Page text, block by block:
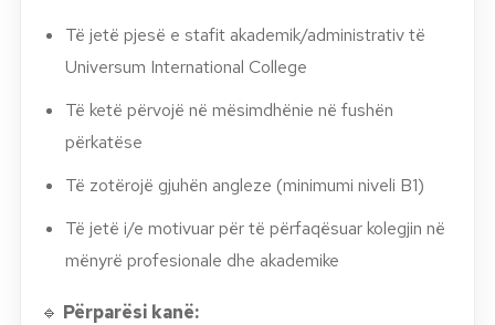
Të jetë pjesë e stafit akademik/administrativ të
Universum International College
Të ketë përvojë në mësimdhënie në fushën
përkatëse
Të zotërojë gjuhën angleze (minimumi niveli B1)
Të jetë i/e motivuar për të përfaqësuar kolegjin në
mënyrë profesionale dhe akademike
🔹 Përparësi kanë: